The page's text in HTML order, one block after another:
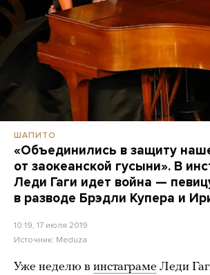
ШАПИТО
«Объединились в защиту
от заокеанской гусыни». В
Леди Гаги идет война —
в разводе Брэдли Купера и
10:19, 17 июля 2019
Источник: Meduza
Уже неделю в инстаграме Леди